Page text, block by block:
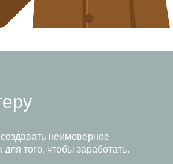
неимоверное
для того, чтобы заработать.